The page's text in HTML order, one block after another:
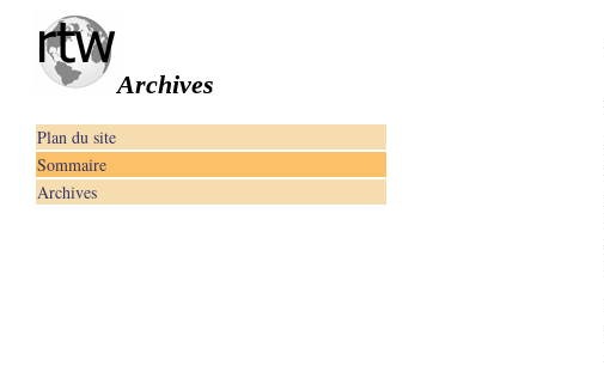
Archives
Plan du site
Sommaire
Archives